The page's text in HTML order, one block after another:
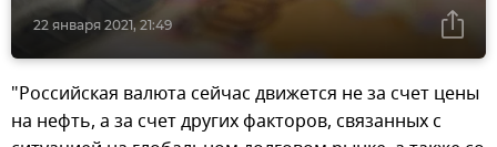
22 января 2021, 21:49
"Российская валюта сейчас движется не за счет цены
на нефть, а за счет других факторов, связанных с